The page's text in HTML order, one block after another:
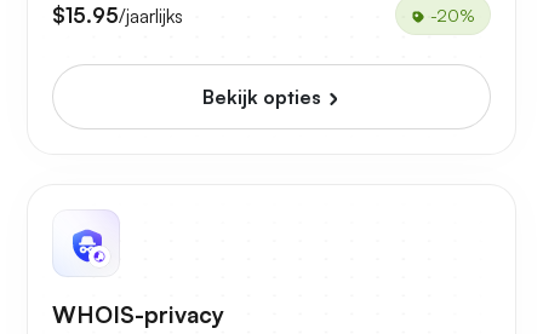
$15.95/jaarlijks -20%
Bekijk opties
WHOIS-privacy